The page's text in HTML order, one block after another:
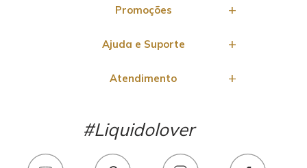
Promoções
Ajuda e Suporte
Atendimento
#Liquidolover